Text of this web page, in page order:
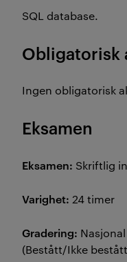
SQL database.
Obligatorisk
Ingen obligatorisk
Eksamen
Eksamen: Skriftlig
Varighet: 24 timer
Gradering:
(Bestått/Ikke